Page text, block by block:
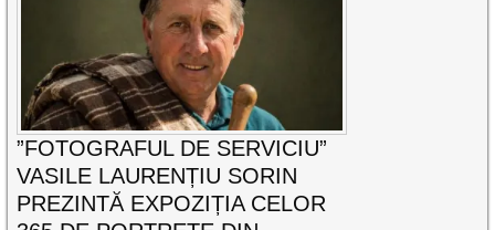
”FOTOGRAFUL DE SERVICIU”
VASILE LAURENȚIU SORIN
PREZINTĂ EXPOZIȚIA CELOR